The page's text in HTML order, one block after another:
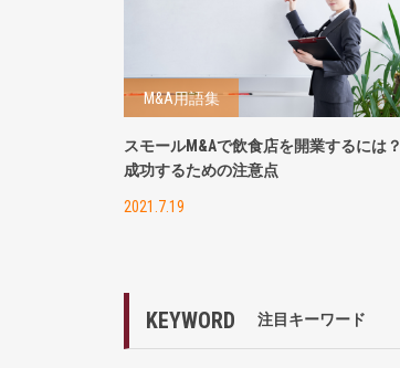
M&A用語集
スモールM&Aで飲食店を開業するには？
成功するための注意点
2021.7.19
KEYWORD 注目キーワード